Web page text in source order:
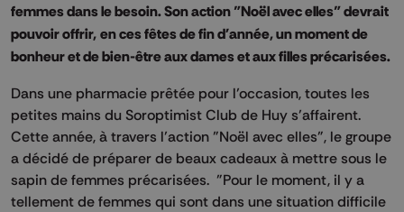
femmes dans le besoin. Son action "Noël avec elles" devrait
pouvoir offrir, en ces fêtes de fin d'année, un moment de
bonheur et de bien-être aux dames et aux filles précarisées.
Dans une pharmacie prêtée pour l’occasion, toutes les
petites mains du Soroptimist Club de Huy s’affairent.
Cette année, à travers l’action "Noël avec elles", le groupe
a décidé de préparer de beaux cadeaux à mettre sous le
sapin de femmes précarisées. "Pour le moment, il y a
tellement de femmes qui sont dans une situation difficile